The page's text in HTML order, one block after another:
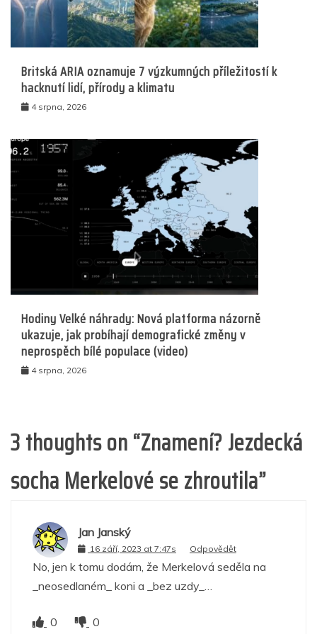
Britská ARIA oznamuje 7 výzkumných příležitostí k
hacknutí lidí, přírody a klimatu
4 srpna, 2026
Hodiny Velké náhrady: Nová platforma názorně
ukazuje, jak probíhají demografické změny v
neprospěch bílé populace (video)
4 srpna, 2026
3 thoughts on “Znamení? Jezdecká
socha Merkelové se zhroutila”
Jan Janský
16 září, 2023 at 7:47s Odpovědět
No, jen k tomu dodám, že Merkelová seděla na
_neosedlaném_ koni a _bez uzdy_…
0 0